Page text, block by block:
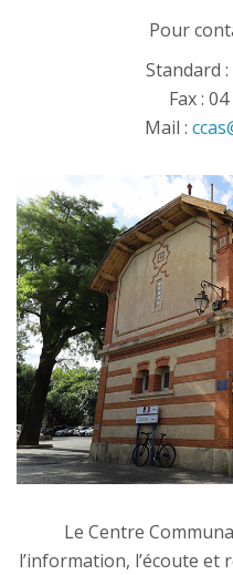
Pour
Standard :
Fax :
Mail :
Le Centre
l’information, l’écoute et